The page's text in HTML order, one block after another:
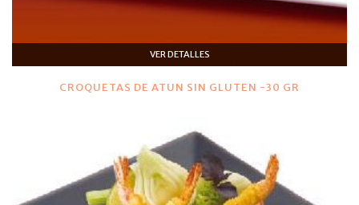
VER DETALLES
CROQUETAS DE ATUN SIN GLUTEN -30 GR